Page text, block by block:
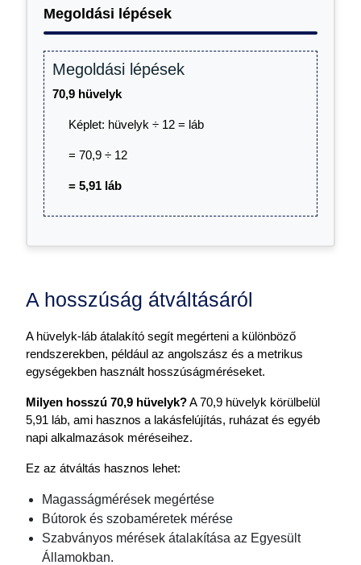
Megoldási lépések
Megoldási lépések
70,9 hüvelyk
Képlet: hüvelyk ÷ 12 = láb
= 70,9 ÷ 12
= 5,91 láb
A hosszúság átváltásáról
A hüvelyk-láb átalakító segít megérteni a különböző
rendszerekben, például az angolszász és a metrikus
egységekben használt hosszúságméréseket.
Milyen hosszú 70,9 hüvelyk?A 70,9 hüvelyk körülbelül
5,91 láb, ami hasznos a lakásfelújítás, ruházat és egyéb
napi alkalmazások méréseihez.
Ez az átváltás hasznos lehet:
Magasságmérések megértése
Bútorok és szobaméretek mérése
Szabványos mérések átalakítása az Egyesült
Államokban.